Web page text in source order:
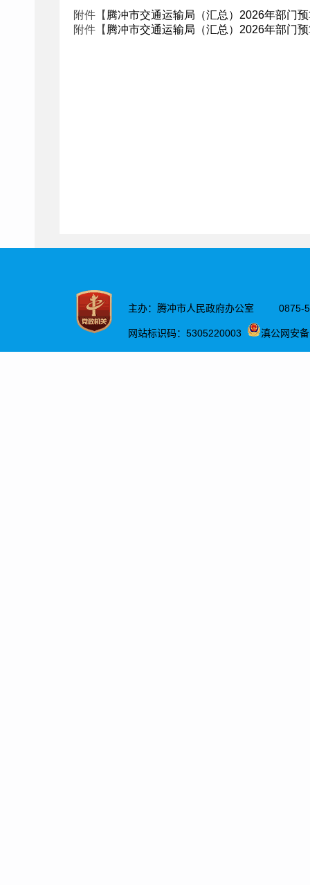
附件【 腾冲市交通运输局（汇总）2026年部门
附件【 腾冲市交通运输局（汇总）2026年部门